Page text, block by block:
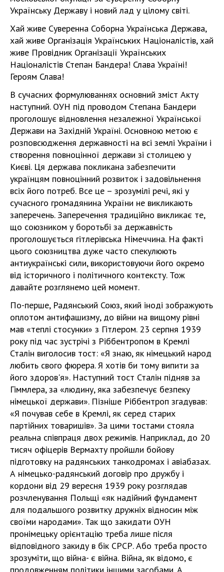
Українську Державу і новий лад у цілому світі.
Хай живе Суверенна Соборна Українська Держава,
хай живе Організація Українських Націоналістів, хай
живе Провідник Організації Українських
Націоналістів Степан Бандера! Слава Україні!
Героям Слава!
В сучасних формулюваннях основний зміст Акту
наступний. ОУН під проводом Степана Бандери
проголошує відновлення незалежної Української
Держави на Західній Україні. Основною метою є
розповсюдження державності на всі землі України і
створення повноцінної держави зі столицею у
Києві. Ця держава покликана забезпечити
українцям повноцінний розвиток і задовільнення
всіх його потреб. Все це – зрозумілі речі, які у
сучасного громадянина України не викликають
заперечень. Заперечення традиційно викликає те,
що союзником у боротьбі за державність
проголошується гітлерівська Німеччина. На факті
цього союзництва дуже часто спекулюють
антиукраїнські сили, використовуючи його окремо
від історичного і політичного контексту. Тож
давайте розглянемо цей момент.
По-перше, Радянський Союз, який іноді зображують
оплотом антифашизму, до війни на вищому рівні
мав «теплі стосунки» з Гітлером. 23 серпня 1939
року під час зустрічі з Ріббентропом в Кремлі
Сталін виголосив тост: «Я знаю, як німецький народ
любить свого фюрера. Я хотів би тому випити за
його здоров'я». Наступний тост Сталін підняв за
Гіммлера, за «людину, яка забезпечує безпеку
німецької держави». Пізніше Ріббентроп згадував:
«Я почував себе в Кремлі, як серед старих
партійних товаришів». За цими тостами стояла
реальна співпраця двох режимів. Наприклад, до 20
тисяч офіцерів Вермахту пройшли бойову
підготовку на радянських танкодромах і авіабазах.
А німецько-радянський договір про дружбу і
кордони від 29 вересня 1939 року розглядав
розчленування Польщі «як надійний фундамент
для подальшого розвитку дружніх відносин між
своїми народами». Так що закидати ОУН
пронімецьку орієнтацію треба лише після
відповідного закиду в бік СРСР. Або треба просто
зрозуміти, що війна- є війна. Війна, як відомо, є